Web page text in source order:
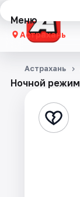
Меню
Астрахань
Концерты
Стендап
Ночной режим
Астрахань